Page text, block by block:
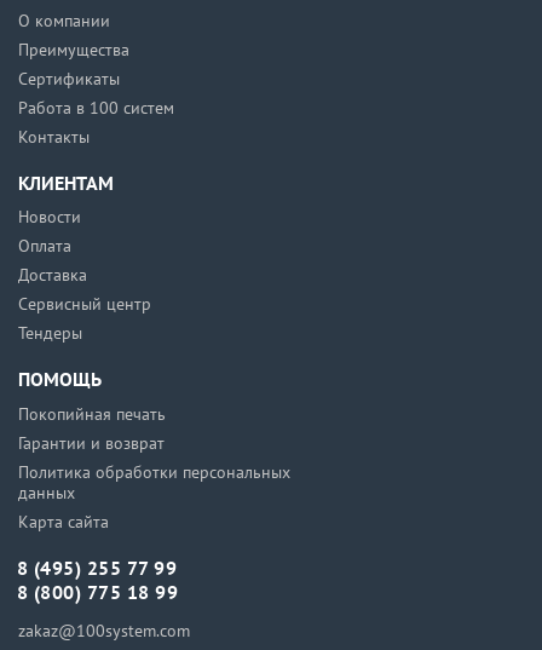
О компании
Преимущества
Сертификаты
Работа в 100 систем
Контакты
КЛИЕНТАМ
Новости
Оплата
Доставка
Сервисный центр
Тендеры
ПОМОЩЬ
Покопийная печать
Гарантии и возврат
Политика обработки персональных
данных
Карта сайта
8 (495) 255 77 99
8 (800) 775 18 99
zakaz@100system.com